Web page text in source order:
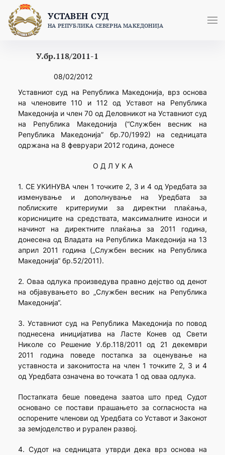
content
УСТАВЕН СУД
НА РЕПУБЛИКА СЕВЕРНА МАКЕДОНИЈА
У.бр.118/2011-1
08/02/2012
Уставниот суд на Република Македонија, врз основа
на членовите 110 и 112 од Уставот на Република
Македонија и член 70 од Деловникот на Уставниот суд
на Република Македонија (“Службен весник на
Република Македонија” бр.70/1992) на седницата
одржана на 8 февруари 2012 година, донесе
О Д Л У К А
1. СЕ УКИНУВА член 1 точките 2, 3 и 4 од Уредбата за
изменување и дополнување на Уредбата за
поблиските критериуми за директни плаќања,
корисниците на средствата, максималните износи и
начинот на директните плаќања за 2011 година,
донесена од Владата на Република Македонија на 13
април 2011 година („Службен весник на Република
Македонија“ бр.52/2011).
2. Оваа одлука произведува правно дејство од денот
на објавувањето во „Службен весник на Република
Македонија“.
3. Уставниот суд на Република Македонија по повод
поднесена иницијатива на Ласте Конев од Свети
Николе со Решение У.бр.118/2011 од 21 декември
2011 година поведе постапка за оценување на
уставноста и законитоста на член 1 точките 2, 3 и 4
од Уредбата означена во точката 1 од оваа одлука.
Постапката беше поведена заатоа што пред Судот
основано се постави прашањето за согласноста на
оспорените членови од Уредбата со Уставот и Законот
за земјоделство и рурален развој.
4. Судот на седницата утврди дека врз основа на